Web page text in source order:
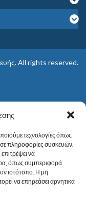
τεχνολογίες όπως
πληροφορίες συσκευών.
να
όπως συμπεριφορά
ιστότοπο. Η μη
να επηρεάσει αρνητικά
. All rights reserved.